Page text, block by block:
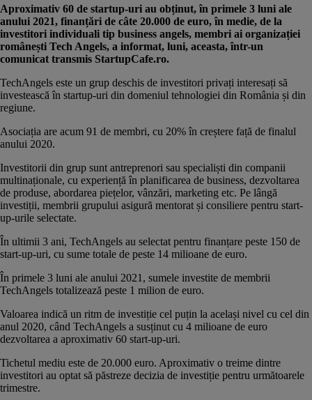
Aproximativ 60 de startup-uri au obținut, în primele 3 luni ale
anului 2021, finanțări de câte 20.000 de euro, în medie, de la
investitori individuali tip business angels, membri ai organizației
românești Tech Angels, a informat, luni, aceasta, într-un
comunicat transmis StartupCafe.ro.
TechAngels este un grup deschis de investitori privați interesați să
investească în startup-uri din domeniul tehnologiei din România și din
regiune.
Asociația are acum 91 de membri, cu 20% în creștere față de finalul
anului 2020.
Investitorii din grup sunt antreprenori sau specialiști din companii
multinaționale, cu experiență în planificarea de business, dezvoltarea
de produse, abordarea piețelor, vânzări, marketing etc. Pe lângă
investiții, membrii grupului asigură mentorat și consiliere pentru start-
up-urile selectate.
În ultimii 3 ani, TechAngels au selectat pentru finanțare peste 150 de
start-up-uri, cu sume totale de peste 14 milioane de euro.
În primele 3 luni ale anului 2021, sumele investite de membrii
TechAngels totalizează peste 1 milion de euro.
Valoarea indică un ritm de investiție cel puțin la același nivel cu cel din
anul 2020, când TechAngels a susținut cu 4 milioane de euro
dezvoltarea a aproximativ 60 start-up-uri.
Tichetul mediu este de 20.000 euro. Aproximativ o treime dintre
investitori au optat să păstreze decizia de investiție pentru următoarele
trimestre.